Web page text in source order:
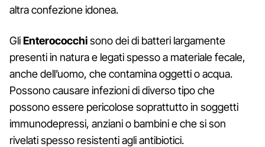
altra confezione idonea.
GliEnterococchisono dei di batteri largamente
presenti in natura e legati spesso a materiale fecale,
anche dell’uomo, che contamina oggetti o acqua.
Possono causare infezioni di diverso tipo che
possono essere pericolose soprattutto in soggetti
immunodepressi, anziani o bambini e che si son
rivelati spesso resistenti agli antibiotici.